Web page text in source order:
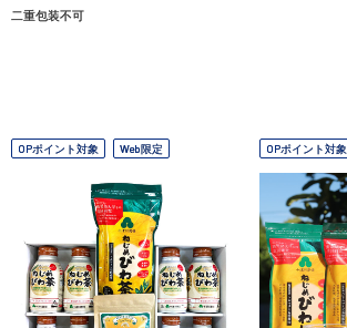
二重包装不可
OPポイント対象 Web限定 OPポイント対象